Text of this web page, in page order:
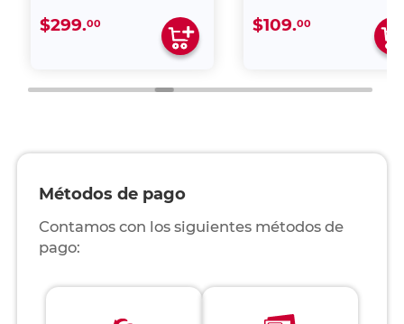
$299.00 $109.00
Métodos de pago
Contamos con los siguientes métodos de
pago: